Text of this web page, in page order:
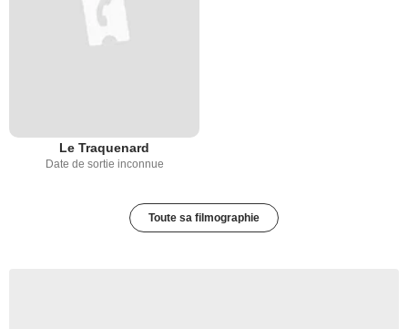
Le Traquenard
Date de sortie inconnue
Toute sa filmographie